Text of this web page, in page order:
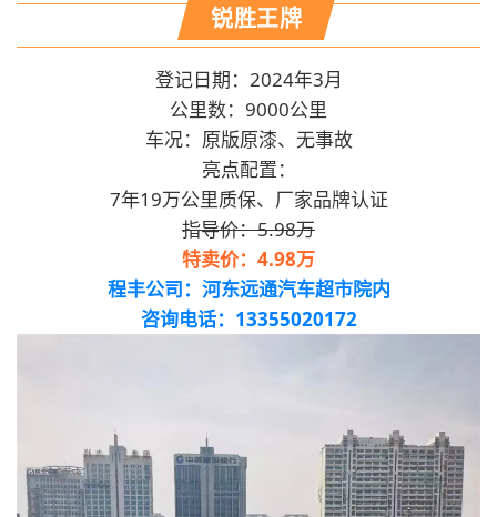
锐胜王牌
登记日期：2024年3月
公里数：9000公里
车况：原版原漆、无事故
亮点配置：
7年19万公里质保、厂家品牌认证
指导价：5.98万
特卖价：4.98万
程丰公司：河东远通汽车超市院内
咨询电话：13355020172